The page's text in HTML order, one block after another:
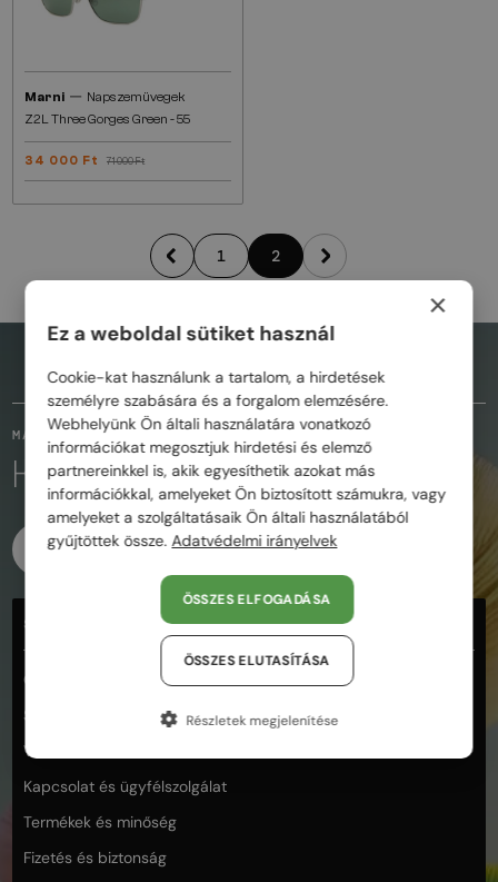
Marni — Napszemüvegek
Z2L Three Gorges Green - 55
34 000 Ft 71 000 Ft
1 2
MARADJUNK KAPCSOLATBAN
KÖVESD A VARÁZSLATOT
FACEBOOK INSTAGRAM
SEGÍTSÉG
Gyakran ismételt kérdések
Szállítási feltételek
Visszaküldési és visszatérítési feltételek
Kapcsolat és ügyfélszolgálat
Termékek és minőség
Fizetés és biztonság
×
Ez a weboldal sütiket használ
Cookie-kat használunk a tartalom, a hirdetések
személyre szabására és a forgalom elemzésére.
Webhelyünk Ön általi használatára vonatkozó
információkat megosztjuk hirdetési és elemző
partnereinkkel is, akik egyesíthetik azokat más
információkkal, amelyeket Ön biztosított számukra, vagy
amelyeket a szolgáltatásaik Ön általi használatából
gyűjtöttek össze.Adatvédelmi irányelvek
ÖSSZES ELFOGADÁSA
ÖSSZES ELUTASÍTÁSA
Részletek megjelenítése